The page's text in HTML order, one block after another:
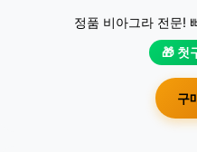
정품 비아그라 전문!
🎁 첫
구